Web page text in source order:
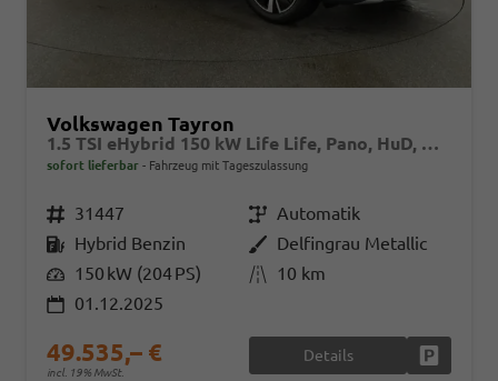
Volkswagen Tayron
1.5 TSI eHybrid 150 kW Life Life, Pano, HuD, AHK, AreaView, Side, Navi, Winter, 5-J. Garantie
sofort lieferbar Fahrzeug mit Tageszulassung
Fahrzeugnr. 31447 GetriebeAutomatik
Kraftstoff Hybrid Benzin AußenfarbeDelfingrau Metallic
Leistung 150 kW (204 PS) Kilometerstand 10 km
01.12.2025
49.535,– €
incl. 19% MwSt.
Details